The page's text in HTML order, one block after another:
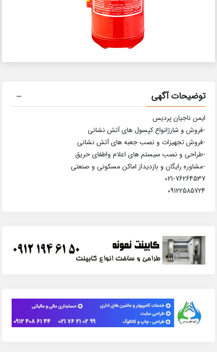
توضیحات آگهی
ایمن ناجیان پردیس
-فروش و شارژانواع کپسول های آتش نشانی
-فروش تجهیزات و نصب جعبه های آتش نشانی
-طراحی و نصب سیستم های اعلام واطفای حریق
-مشاوره رایگان و بازدیداز اماکن مسکونی و صنعتی
021-76264537
09122585724